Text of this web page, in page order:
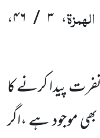
، ۳ / ۴۶
،
پیدا کرنے کا
بھی موجود ہے ،اگر